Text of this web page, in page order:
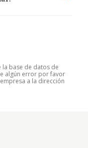
base de datos de
algún error por favor
a la dirección